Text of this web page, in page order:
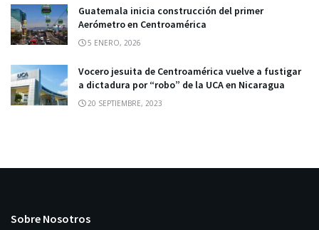
Guatemala inicia construcción del primer
Aerómetro en Centroamérica
5 ENERO, 2026
Vocero jesuita de Centroamérica vuelve a fustigar
a dictadura por “robo” de la UCA en Nicaragua
20 SEPTIEMBRE, 2023
Sobre Nosotros